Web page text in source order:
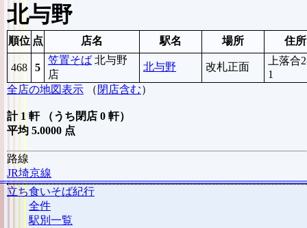
北与野
順位 点 店名 駅名 場所 住所
468 5
笠置そば 北与野
店
北与野 改札正面
上落合
1
全店の地図表示 （ 閉店含む）
計 1 軒 （うち閉店 0 軒）
平均 5.0000 点
路線
JR埼京線
立ち食いそば紀行
全件
駅別一覧